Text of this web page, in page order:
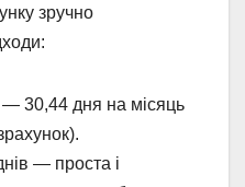
зручно
30,44 дня на місяць
— проста і